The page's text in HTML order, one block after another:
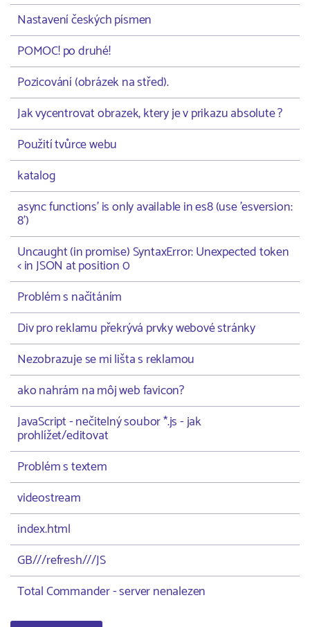
Nastavení českých písmen
POMOC! po druhé!
Pozicování (obrázek na střed).
Jak vycentrovat obrazek, ktery je v prikazu absolute ?
Použití tvůrce webu
katalog
async functions' is only available in es8 (use 'esversion:
8')
Uncaught (in promise) SyntaxError: Unexpected token
< in JSON at position 0
Problém s načítáním
Div pro reklamu překrývá prvky webové stránky
Nezobrazuje se mi lišta s reklamou
ako nahrám na môj web favicon?
JavaScript - nečitelný soubor *.js - jak
prohlížet/editovat
Problém s textem
videostream
index.html
GB///refresh///JS
Total Commander - server nenalezen